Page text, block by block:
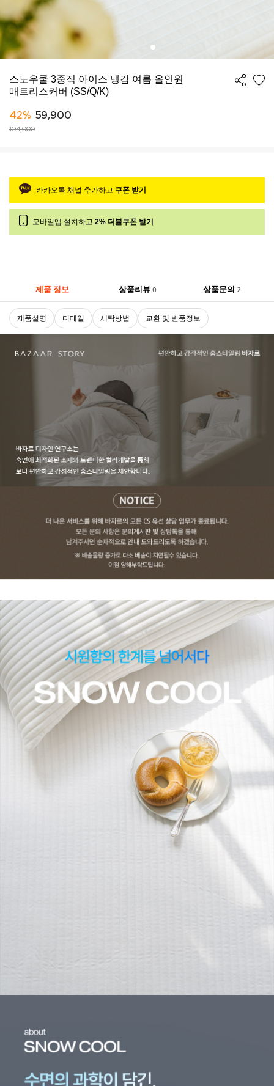
스노우쿨 3중직 아이스 냉감 여름 올인원
매트리스커버 (SS/Q/K)
42% 59,900
104,000
카카오톡 채널 추가하고 쿠폰 받기
모바일앱 설치하고 2% 더블쿠폰 받기
제품 정보 상품리뷰 0 상품문의 2
제품설명 디테일 세탁방법 교환 및 반품정보